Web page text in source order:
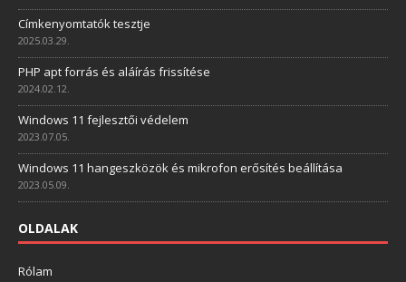
Címkenyomtatók tesztje
2025.03.29.
PHP apt forrás és aláírás frissítése
2024.02.12.
Windows 11 fejlesztői védelem
2023.07.05.
Windows 11 hangeszközök és mikrofon erősítés beállítása
2023.05.09.
OLDALAK
Rólam